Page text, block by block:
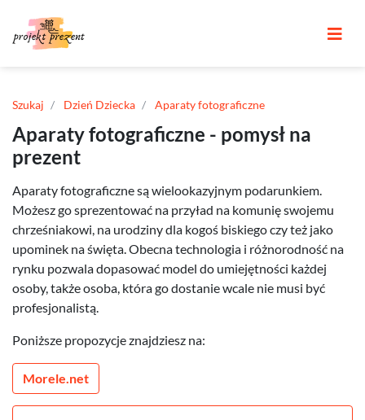
Szukaj Dzień Dziecka Aparaty fotograficzne
Aparaty fotograficzne - pomysł na
prezent
Aparaty fotograficzne są wielookazyjnym podarunkiem.
Możesz go sprezentować na przyład na komunię swojemu
chrześniakowi, na urodziny dla kogoś biskiego czy też jako
upominek na święta. Obecna technologia i różnorodność na
rynku pozwala dopasować model do umiejętności każdej
osoby, także osoba, która go dostanie wcale nie musi być
profesjonalistą.
Poniższe propozycje znajdziesz na:
Morele.net